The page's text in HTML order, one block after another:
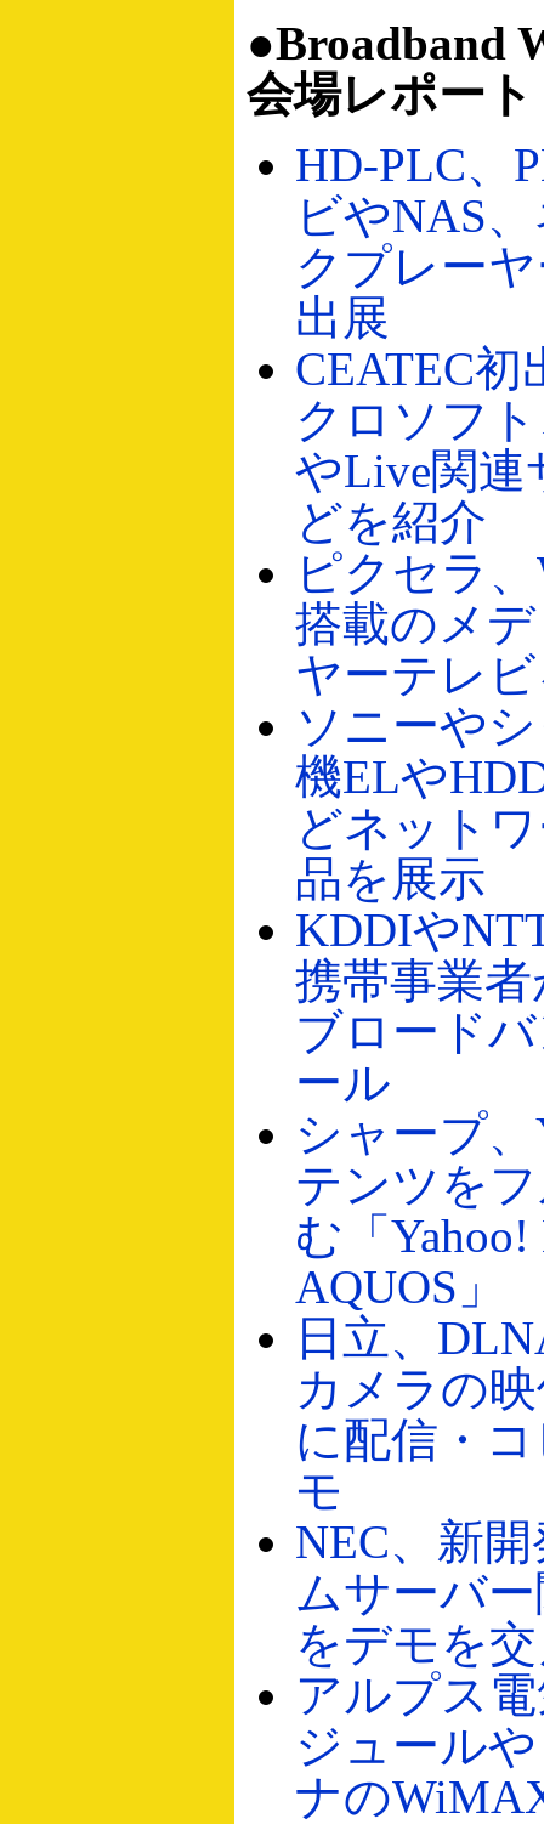
●Broadband
会場レポート
HD-PLC、
ビやNAS
クプレー
出展
CEATEC
クロソフ
やLive関連
どを紹介
ピクセラ
搭載のメ
ヤーテレ
ソニーや
機ELや
どネット
品を展示
KDDIや
携帯事業
ブロード
ール
シャープ
テンツを
む「
AQUOS」
日立、
カメラの
に配信・
モ
NEC、新
ムサーバ
をデモを
アルプス
ジュール
ナの